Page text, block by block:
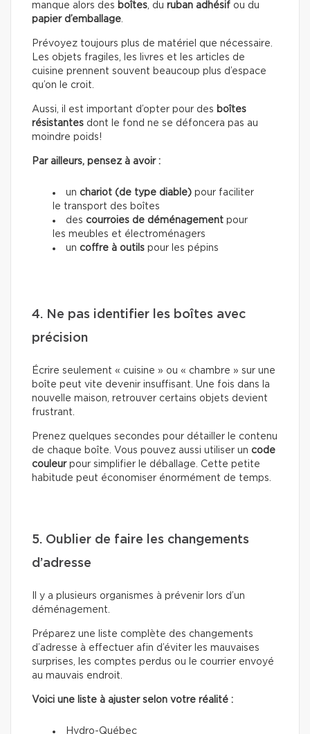
manque alors des boîtes, du ruban adhésif ou du
papier d’emballage.
Prévoyez toujours plus de matériel que nécessaire.
Les objets fragiles, les livres et les articles de
cuisine prennent souvent beaucoup plus d’espace
qu’on le croit.
Aussi, il est important d’opter pour des boîtes
résistantes dont le fond ne se défoncera pas au
moindre poids!
Par ailleurs, pensez à avoir :
un chariot (de type diable) pour faciliter
le transport des boîtes
des courroies de déménagement pour
les meubles et électroménagers
un coffre à outils pour les pépins
4. Ne pas identifier les boîtes avec
précision
Écrire seulement « cuisine » ou « chambre » sur une
boîte peut vite devenir insuffisant. Une fois dans la
nouvelle maison, retrouver certains objets devient
frustrant.
Prenez quelques secondes pour détailler le contenu
de chaque boîte. Vous pouvez aussi utiliser un code
couleurpour simplifier le déballage. Cette petite
habitude peut économiser énormément de temps.
5. Oublier de faire les changements
d’adresse
Il y a plusieurs organismes à prévenir lors d’un
déménagement.
Préparez une liste complète des changements
d’adresse à effectuer afin d’éviter les mauvaises
surprises, les comptes perdus ou le courrier envoyé
au mauvais endroit.
Voici une liste à ajuster selon votre réalité :
Hydro-Québec